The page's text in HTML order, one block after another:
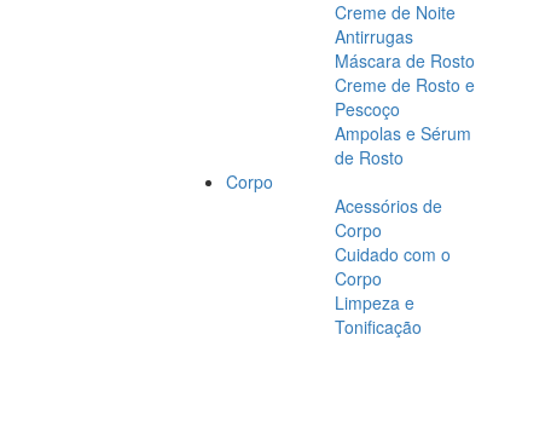
Creme de Noite
Antirrugas
Máscara de Rosto
Creme de Rosto e
Pescoço
Ampolas e Sérum
de Rosto
Corpo
Acessórios de
Corpo
Cuidado com o
Corpo
Limpeza e
Tonificação